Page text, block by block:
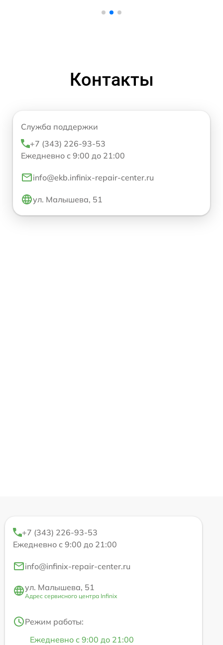
Контакты
Служба поддержки
+7 (343) 226-93-53
Ежедневно с 9:00 до 21:00
info@ekb.infinix-repair-center.ru
ул. Малышева, 51
+7 (343) 226-93-53
Ежедневно с 9:00 до 21:00
info@infinix-repair-center.ru
ул. Малышева, 51
Адрес сервисного центра Infinix
Режим работы:
Ежедневно с 9:00 до 21:00